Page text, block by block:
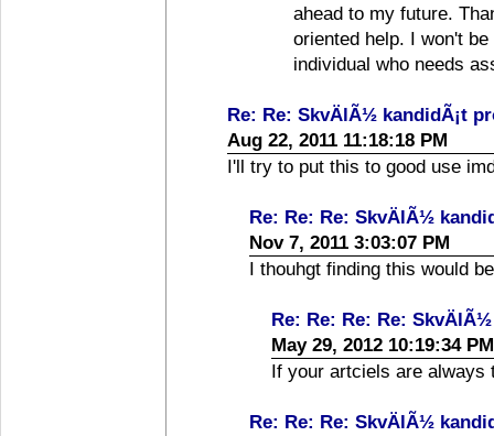
ahead to my future.
oriented help. I won't
individual who needs
Re: Re: SkvÄlÃ½ kandidÃ¡t
Aug 22, 2011 11:18:18 PM
I'll try to put this to good use
Re: Re: Re: SkvÄlÃ½
Nov 7, 2011 3:03:07 PM
I thouhgt finding this would
Re: Re: Re: Re:
May 29, 2012 10:19:34 PM
If your artciels are always
Re: Re: Re: SkvÄlÃ½